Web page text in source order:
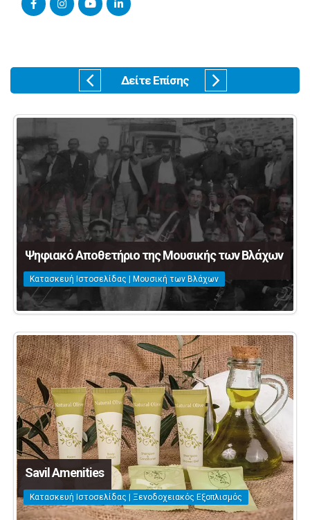
Δείτε Επίσης
Ψηφιακό Αποθετήριο της Μουσικής των Βλάχων
Κατασκευή Ιστοσελίδας | Μουσική των Βλάχων
Savil Amenities
Κατασκευή Ιστοσελίδας | Ξενοδοχειακός Εξοπλισμός